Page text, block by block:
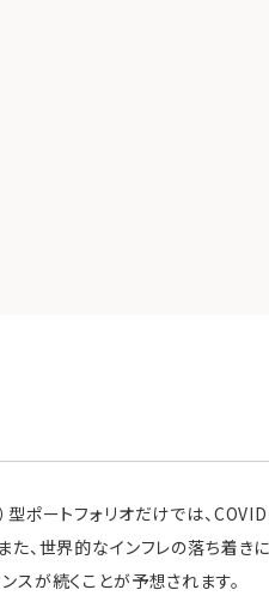
型ポートフォリオだけでは、
た、世界的なインフレの落ち着
スが続くことが予想されます。